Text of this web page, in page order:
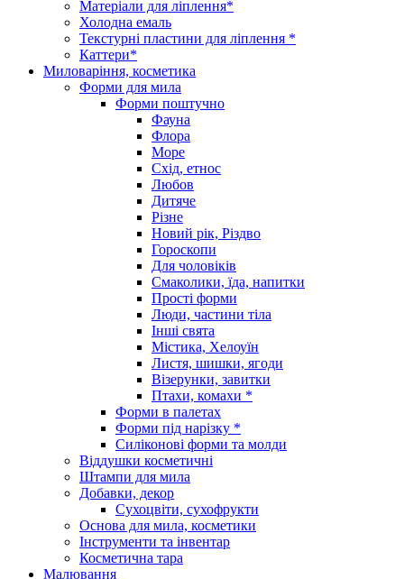
Матеріали для ліплення*
Холодна емаль
Текстурні пластини для ліплення *
Каттери*
Миловаріння, косметика
Форми для мила
Форми поштучно
Фауна
Флора
Море
Схід, етнос
Любов
Дитяче
Різне
Новий рік, Різдво
Гороскопи
Для чоловіків
Смаколики, їда, напитки
Прості форми
Люди, частини тіла
Інші свята
Містика, Хелоуїн
Листя, шишки, ягоди
Візерунки, завитки
Птахи, комахи *
Форми в палетах
Форми під нарізку *
Силіконові форми та молди
Віддушки косметичні
Штампи для мила
Добавки, декор
Сухоцвіти, сухофрукти
Основа для мила, косметики
Інструменти та інвентар
Косметична тара
Малювання